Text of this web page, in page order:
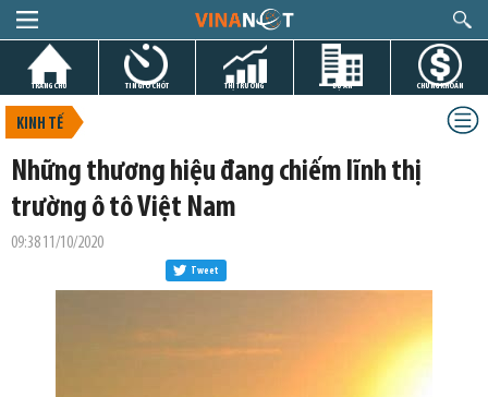
TRANG CHỦ TIN GIỜ CHÓT THỊ TRƯỜNG DỰ ÁN CHỨNG KHOÁN
KINH TẾ
Những thương hiệu đang chiếm lĩnh thị
trường ô tô Việt Nam
09:38 11/10/2020
Tweet